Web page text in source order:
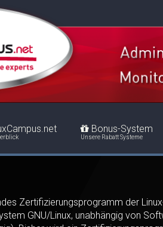
Bonus-System
Unsere Rabatt Systeme
Zertifizierungsprogramm der
GNU/Linux, unabhängig von